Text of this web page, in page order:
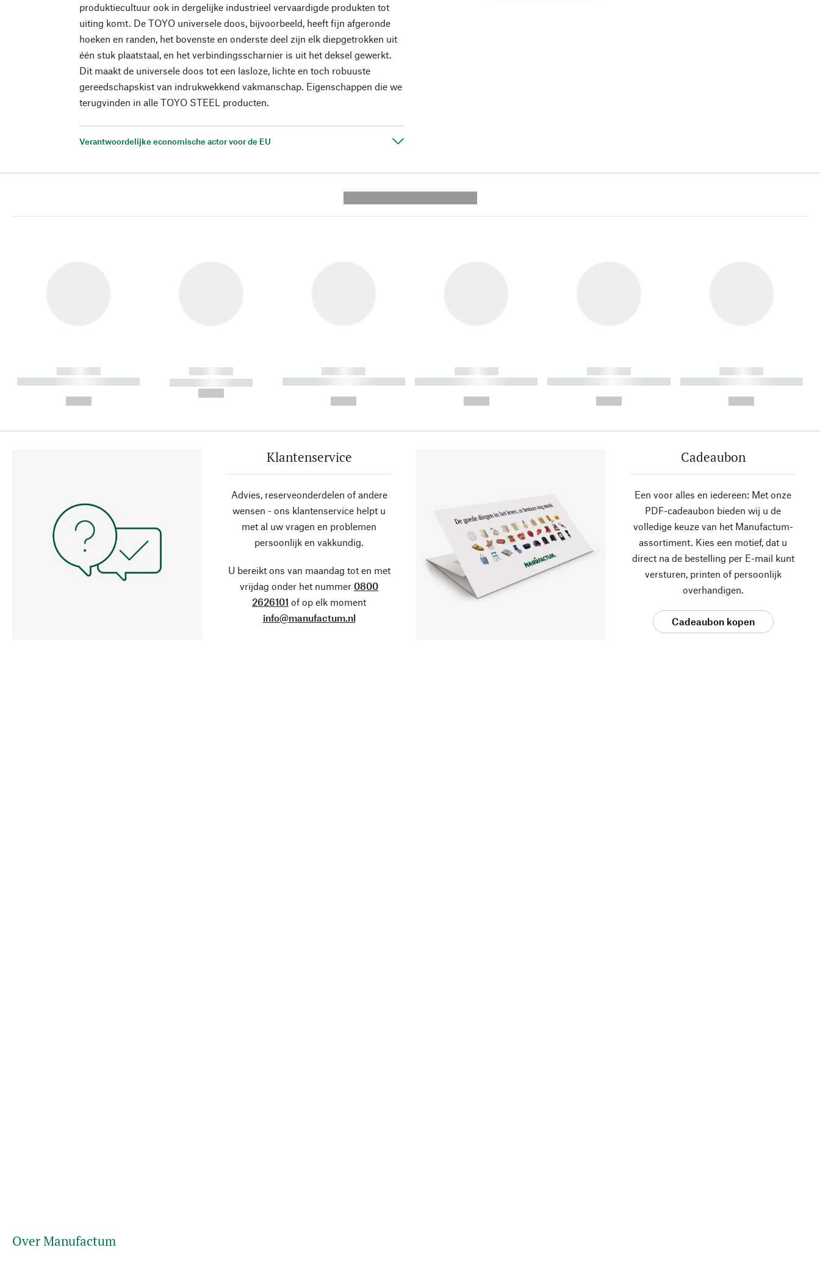
produktiecultuur ook in dergelijke industrieel vervaardigde produkten tot
uiting komt. De TOYO universele doos, bijvoorbeeld, heeft fijn afgeronde
hoeken en randen, het bovenste en onderste deel zijn elk diepgetrokken uit
één stuk plaatstaal, en het verbindingsscharnier is uit het deksel gewerkt.
Dit maakt de universele doos tot een lasloze, lichte en toch robuuste
gereedschapskist van indrukwekkend vakmanschap. Eigenschappen die we
terugvinden in alle TOYO STEEL producten.
Verantwoordelijke economische actor voor de EU
------------
----------- ----------- ----------
------------
----------- -----------
------------
----------- ----------- ----------
------------
----------- ----------- ----------
------------
----------- ----------- ----------
------------
----------- ----------- ----------
Klantenservice
Advies, reserveonderdelen of andere
wensen - ons klantenservice helpt u
met al uw vragen en problemen
persoonlijk en vakkundig.
U bereikt ons van maandag tot en met
vrijdag onder het nummer 0800
2626101 of op elk moment
info@manufactum.nl
Cadeaubon
Een voor alles en iedereen: Met onze
PDF-cadeaubon bieden wij u de
volledige keuze van het Manufactum-
assortiment. Kies een motief, dat u
direct na de bestelling per E-mail kunt
versturen, printen of persoonlijk
overhandigen.
Cadeaubon kopen
Over Manufactum